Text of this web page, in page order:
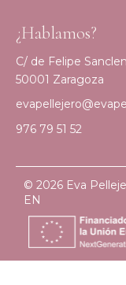
¿Hablamos?
C/ de Felipe
50001 Zaragoza
976 79 51 52
© 2026 Eva
EN